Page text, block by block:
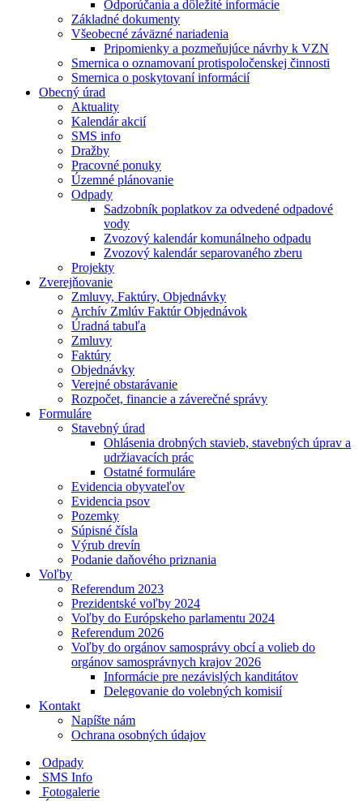
Odporúčania a dôležité informácie
Základné dokumenty
Všeobecné záväzné nariadenia
Pripomienky a pozmeňujúce návrhy k VZN
Smernica o oznamovaní protispoločenskej činnosti
Smernica o poskytovaní informácií
Obecný úrad
Aktuality
Kalendár akcií
SMS info
Dražby
Pracovné ponuky
Územné plánovanie
Odpady
Sadzobník poplatkov za odvedené odpadové
vody
Zvozový kalendár komunálneho odpadu
Zvozový kalendár separovaného zberu
Projekty
Zverejňovanie
Zmluvy, Faktúry, Objednávky
Archív Zmlúv Faktúr Objednávok
Úradná tabuľa
Zmluvy
Faktúry
Objednávky
Verejné obstarávanie
Rozpočet, financie a záverečné správy
Formuláre
Stavebný úrad
Ohlásenia drobných stavieb, stavebných úprav a
udržiavacích prác
Ostatné formuláre
Evidencia obyvateľov
Evidencia psov
Pozemky
Súpisné čísla
Výrub drevín
Podanie daňového priznania
Voľby
Referendum 2023
Prezidentské voľby 2024
Voľby do Európskeho parlamentu 2024
Referendum 2026
Voľby do orgánov samosprávy obcí a volieb do
orgánov samosprávnych krajov 2026
Informácie pre nezávislých kanditátov
Delegovanie do volebných komisií
Kontakt
Napíšte nám
Ochrana osobných údajov
Odpady
SMS Info
Fotogalerie